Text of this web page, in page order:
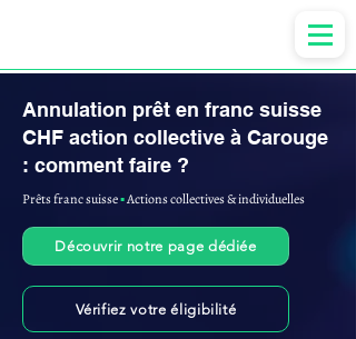
Annulation prêt en franc suisse
CHF action collective à Carouge
: comment faire ?
Prêts franc suisse▪︎Actions collectives & individuelles
Découvrir notre page dédiée
Vérifiez votre éligibilité